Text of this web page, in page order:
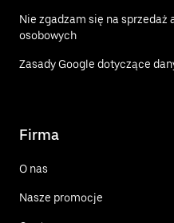
Nie zgadzam się na
osobowych
Zasady Google dotyczące
Firma
O nas
Nasze promocje